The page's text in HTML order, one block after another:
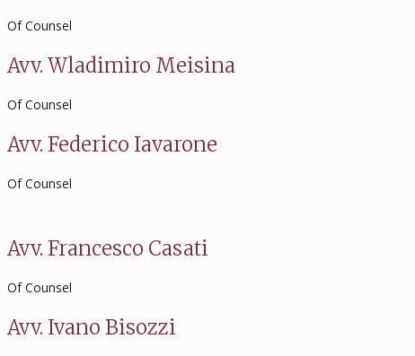
Of Counsel
Avv. Wladimiro Meisina
Of Counsel
Avv. Federico Iavarone
Of Counsel
Avv. Francesco Casati
Of Counsel
Avv. Ivano Bisozzi